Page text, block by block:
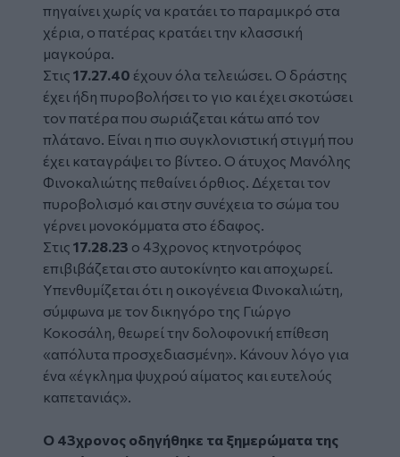
πηγαίνει χωρίς να κρατάει το παραμικρό στα
χέρια, ο πατέρας κρατάει την κλασσική
μαγκούρα.
Στις 17.27.40 έχουν όλα τελειώσει. Ο δράστης
έχει ήδη πυροβολήσει το γιο και έχει σκοτώσει
τον πατέρα που σωριάζεται κάτω από τον
πλάτανο. Είναι η πιο συγκλονιστική στιγμή που
έχει καταγράψει το βίντεο. Ο άτυχος Μανόλης
Φινοκαλιώτης πεθαίνει όρθιος. Δέχεται τον
πυροβολισμό και στην συνέχεια το σώμα του
γέρνει μονοκόμματα στο έδαφος.
Στις 17.28.23 ο 43χρονος κτηνοτρόφος
επιβιβάζεται στο αυτοκίνητο και αποχωρεί.
Υπενθυμίζεται ότι η οικογένεια Φινοκαλιώτη,
σύμφωνα με τον δικηγόρο της Γιώργο
Κοκοσάλη, θεωρεί την δολοφονική επίθεση
«απόλυτα προσχεδιασμένη». Κάνουν λόγο για
ένα «έγκλημα ψυχρού αίματος και ευτελούς
καπετανιάς».
Ο 43χρονος οδηγήθηκε τα ξημερώματα της